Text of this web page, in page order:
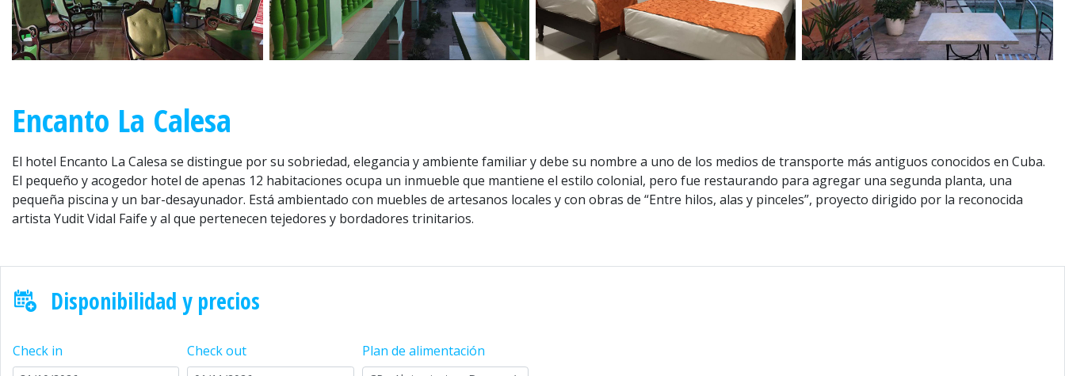
Encanto La Calesa
El hotel Encanto La Calesa se distingue por su sobriedad, elegancia y ambiente familiar y debe su nombre a uno de los medios de transporte más antiguos conocidos en Cuba.
El pequeño y acogedor hotel de apenas 12 habitaciones ocupa un inmueble que mantiene el estilo colonial, pero fue restaurando para agregar una segunda planta, una
pequeña piscina y un bar-desayunador. Está ambientado con muebles de artesanos locales y con obras de “Entre hilos, alas y pinceles”, proyecto dirigido por la reconocida
artista Yudit Vidal Faife y al que pertenecen tejedores y bordadores trinitarios.
Disponibilidad y precios
Check in Check out Plan de alimentación